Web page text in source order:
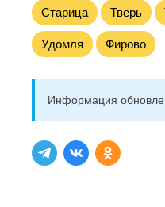
Старица Тверь
Удомля Фирово
Информация